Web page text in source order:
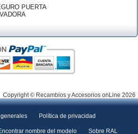
PUERTA
Copyright © Recambios y Accesorios onLine 2026
Política de privacidad
nombre del modelo Sobre RAL